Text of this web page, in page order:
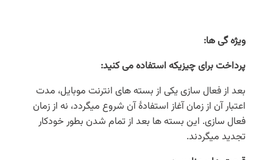
ویژه گی ها:
پرداخت برای چیزیکه استفاده می کنید:
بعد از فعال سازی یکی از بسته های انترنت موبایل، مدت
اعتبار آن از زمان آغاز استفادۀ آن شروع میگردد، نه از زمان
فعال سازی. این بسته ها بعد از تمام شدن بطور خودکار
تجدید میگردند.